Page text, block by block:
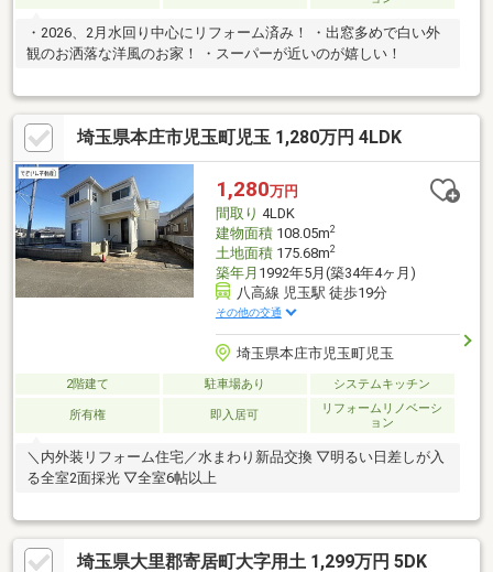
・2026、2月水回り中心にリフォーム済み！ ・出窓多めで白い外
観のお洒落な洋風のお家！ ・スーパーが近いのが嬉しい！
埼玉県本庄市児玉町児玉 1,280万円 4LDK
1,280万円
間取り 4LDK
建物面積108.05m2
土地面積175.68m2
築年月 1992年5月(築34年4ヶ月)
八高線 児玉駅 徒歩19分
その他の交通
埼玉県本庄市児玉町児玉
2階建て 駐車場あり システムキッチン
所有権 即入居可
リフォームリノベーシ
ョン
＼内外装リフォーム住宅／水まわり新品交換 ▽明るい日差しが入
る全室2面採光 ▽全室6帖以上
埼玉県大里郡寄居町大字用土 1,299万円 5DK